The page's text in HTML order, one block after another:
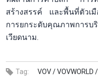
สร้างสรรค์ และพื้นที่ตัวเมื
การยกระดับคุณภาพการบ
เวียดนาม.
Tag: VOV /VOVWORLD /